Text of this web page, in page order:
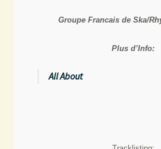
Groupe Francais de Ska/
Plus d’Info:
All About